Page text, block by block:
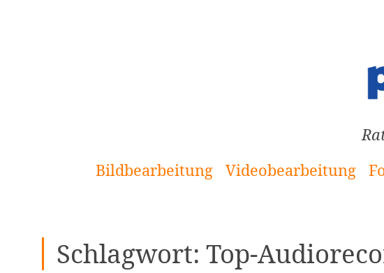
Bildbearbeitung
Videobearbeitung
Schlagwort: Top-